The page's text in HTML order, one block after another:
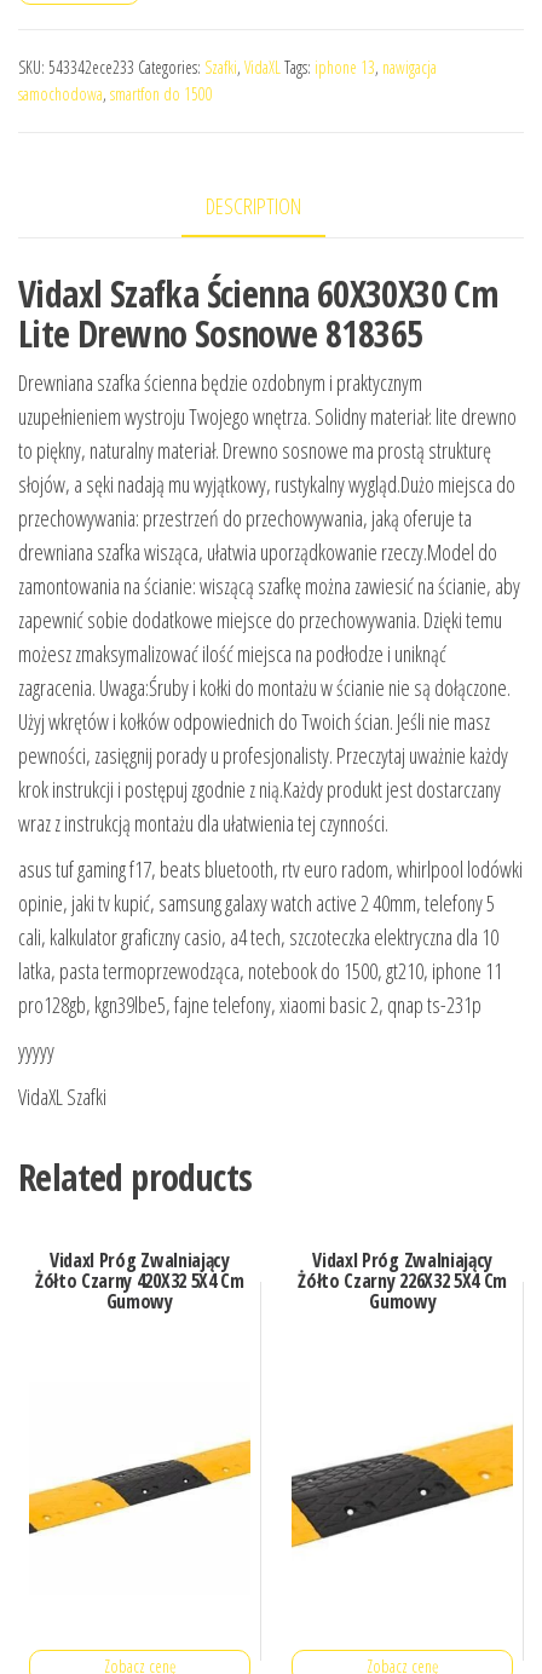
SKU: 543342ece233 Categories: Szafki, VidaXLTags: iphone 13, nawigacja
samochodowa, smartfon do 1500
DESCRIPTION
Vidaxl Szafka Ścienna 60X30X30 Cm
Lite Drewno Sosnowe 818365
Drewniana szafka ścienna będzie ozdobnym i praktycznym
uzupełnieniem wystroju Twojego wnętrza. Solidny materiał: lite drewno
to piękny, naturalny materiał. Drewno sosnowe ma prostą strukturę
słojów, a sęki nadają mu wyjątkowy, rustykalny wygląd.Dużo miejsca do
przechowywania: przestrzeń do przechowywania, jaką oferuje ta
drewniana szafka wisząca, ułatwia uporządkowanie rzeczy.Model do
zamontowania na ścianie: wiszącą szafkę można zawiesić na ścianie, aby
zapewnić sobie dodatkowe miejsce do przechowywania. Dzięki temu
możesz zmaksymalizować ilość miejsca na podłodze i uniknąć
zagracenia. Uwaga:Śruby i kołki do montażu w ścianie nie są dołączone.
Użyj wkrętów i kołków odpowiednich do Twoich ścian. Jeśli nie masz
pewności, zasięgnij porady u profesjonalisty. Przeczytaj uważnie każdy
krok instrukcji i postępuj zgodnie z nią.Każdy produkt jest dostarczany
wraz z instrukcją montażu dla ułatwienia tej czynności.
asus tuf gaming f17, beats bluetooth, rtv euro radom, whirlpool lodówki
opinie, jaki tv kupić, samsung galaxy watch active 2 40mm, telefony 5
cali, kalkulator graficzny casio, a4 tech, szczoteczka elektryczna dla 10
latka, pasta termoprzewodząca, notebook do 1500, gt210, iphone 11
pro128gb, kgn39lbe5, fajne telefony, xiaomi basic 2, qnap ts-231p
yyyyy
VidaXL Szafki
Related products
Vidaxl Próg Zwalniający
Żółto Czarny 420X32 5X4 Cm
Gumowy
Zobacz cenę
Vidaxl Próg Zwalniający
Żółto Czarny 226X32 5X4 Cm
Gumowy
Zobacz cenę